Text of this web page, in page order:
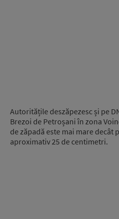
Autoritățile deszăpezesc și pe
Brezoi de Petroșani în zona
de zăpadă este mai mare decât
aproximativ 25 de centimetri.